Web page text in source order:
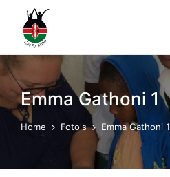
Emma Gathoni 1
Home Foto's Emma Gathoni 1